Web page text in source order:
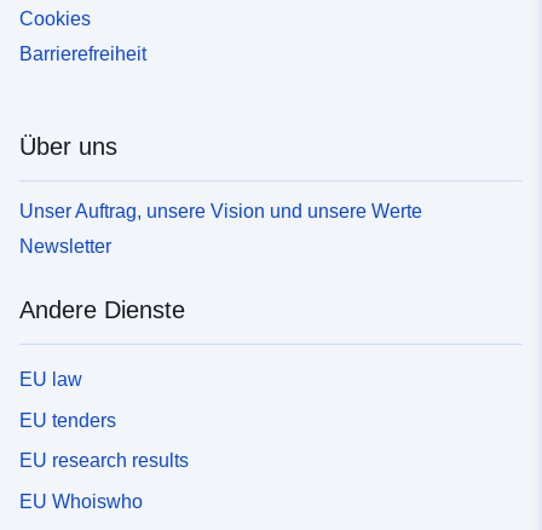
Cookies
Barrierefreiheit
Über uns
Unser Auftrag, unsere Vision und unsere Werte
Newsletter
Andere Dienste
EU law
EU tenders
EU research results
EU Whoiswho